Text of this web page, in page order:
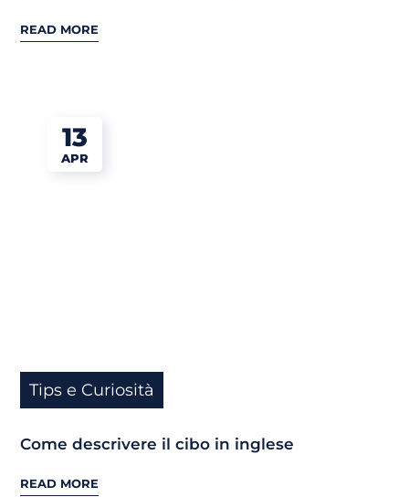
READ MORE
13
APR
Tips e Curiosità
Come descrivere il cibo in inglese
READ MORE